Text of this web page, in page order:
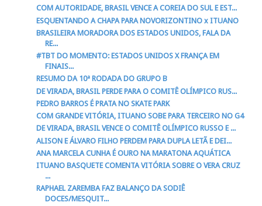
COM AUTORIDADE, BRASIL VENCE A COREIA DO SUL E EST...
ESQUENTANDO A CHAPA PARA NOVORIZONTINO x ITUANO
BRASILEIRA MORADORA DOS ESTADOS UNIDOS, FALA DA
RE...
#TBT DO MOMENTO: ESTADOS UNIDOS X FRANÇA EM
FINAIS...
RESUMO DA 10ª RODADA DO GRUPO B
DE VIRADA, BRASIL PERDE PARA O COMITÊ OLÍMPICO RUS...
PEDRO BARROS É PRATA NO SKATE PARK
COM GRANDE VITÓRIA, ITUANO SOBE PARA TERCEIRO NO G4
DE VIRADA, BRASIL VENCE O COMITÊ OLÍMPICO RUSSO E ...
ALISON E ÁLVARO FILHO PERDEM PARA DUPLA LETÃ E DEI...
ANA MARCELA CUNHA É OURO NA MARATONA AQUÁTICA
ITUANO BASQUETE COMENTA VITÓRIA SOBRE O VERA CRUZ
...
RAPHAEL ZAREMBA FAZ BALANÇO DA SODIÊ
DOCES/MESQUIT...